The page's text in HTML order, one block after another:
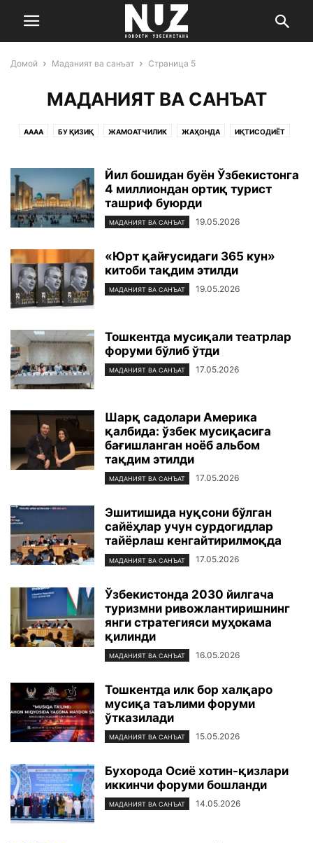
Домой Маданият ва санъат Страница 5
МАДАНИЯТ ВА САНЪАТ
AAAA БУ ҚИЗИҚ ЖАМОАТЧИЛИК ЖАҲОНДА ИҚТИСОДИЁТ
ЎЗБЕКИСТОН ҲОДИСА
Йил бошидан буён Ўзбекистонга
4 миллиондан ортиқ турист
ташриф буюрди
МАДАНИЯТ ВА САНЪАТ 19.05.2026
«Юрт қайғусидаги 365 кун»
китоби тақдим этилди
МАДАНИЯТ ВА САНЪАТ 19.05.2026
Тошкентда мусиқали театрлар
форуми бўлиб ўтди
МАДАНИЯТ ВА САНЪАТ 17.05.2026
Шарқ садолари Америка
қалбида: ўзбек мусиқасига
бағишланган ноёб альбом
тақдим этилди
МАДАНИЯТ ВА САНЪАТ 17.05.2026
Эшитишида нуқсони бўлган
сайёҳлар учун сурдогидлар
тайёрлаш кенгайтирилмоқда
МАДАНИЯТ ВА САНЪАТ 17.05.2026
Ўзбекистонда 2030 йилгача
туризмни ривожлантиришнинг
янги стратегияси муҳокама
қилинди
МАДАНИЯТ ВА САНЪАТ 16.05.2026
Тошкентда илк бор халқаро
мусиқа таълими форуми
ўтказилади
МАДАНИЯТ ВА САНЪАТ 15.05.2026
Бухорода Осиё хотин-қизлари
иккинчи форуми бошланди
МАДАНИЯТ ВА САНЪАТ 14.05.2026